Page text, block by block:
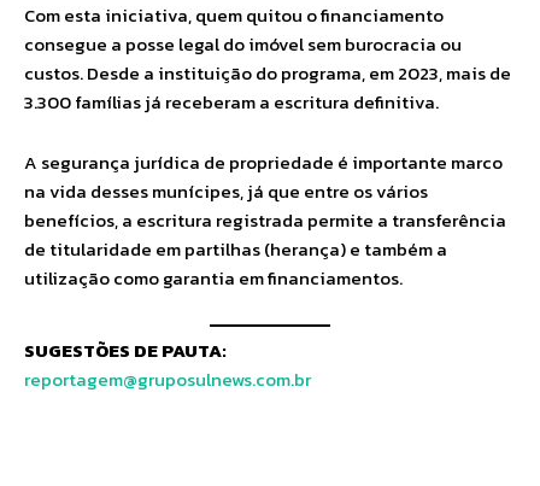
Com esta iniciativa, quem quitou o financiamento
consegue a posse legal do imóvel sem burocracia ou
custos. Desde a instituição do programa, em 2023, mais de
3.300 famílias já receberam a escritura definitiva.
A segurança jurídica de propriedade é importante marco
na vida desses munícipes, já que entre os vários
benefícios, a escritura registrada permite a transferência
de titularidade em partilhas (herança) e também a
utilização como garantia em financiamentos.
SUGESTÕES DE PAUTA:
reportagem@gruposulnews.com.br